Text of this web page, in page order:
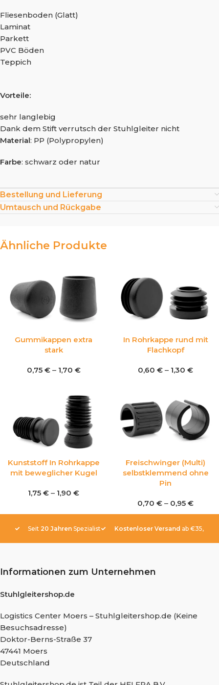
Fliesenboden (Glatt)
Laminat
Parkett
PVC Böden
Teppich
Vorteile:
sehr langlebig
Dank dem Stift verrutsch der Stuhlgleiter nicht
Material: PP (Polypropylen)
Farbe: schwarz oder natur
Bestellung und Lieferung
Umtausch und Rückgabe
Ähnliche Produkte
Gummikappen extra
stark
0,75 € – 1,70 €
In Rohrkappe rund mit
Flachkopf
0,60 € – 1,30 €
Kunststoff In Rohrkappe
mit beweglicher Kugel
1,75 € – 1,90 €
Freischwinger (Multi)
selbstklemmend ohne
Pin
0,70 € – 0,95 €
Seit 20 Jahren Spezialist Kostenloser Versand ab €35,-
Informationen zum Unternehmen
Stuhlgleitershop.de
Logistics Center Moers – Stuhlgleitershop.de (Keine
Besuchsadresse)
Doktor-Berns-Straße 37
47441 Moers
Deutschland